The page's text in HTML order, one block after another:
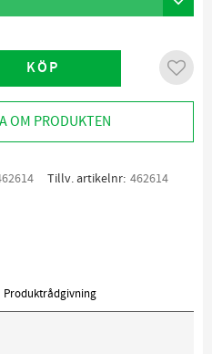
KÖP Lägg
OM PRODUKTEN
Tillv. artikelnr 462614
Produktrådgivning